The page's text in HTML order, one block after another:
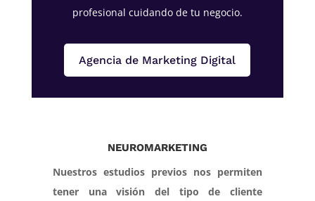
profesional cuidando de tu negocio.
Agencia de Marketing Digital
NEUROMARKETING
Nuestros estudios previos nos permiten
tener una visión del tipo de cliente